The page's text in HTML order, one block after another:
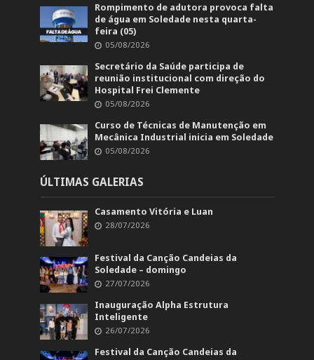
Rompimento de adutora provoca falta
de água em Soledade nesta quarta-
feira (05)
05/08/2026
Secretário da Saúde participa de
reunião institucional com direção do
Hospital Frei Clemente
05/08/2026
Curso de Técnicas de Manutenção em
Mecânica Industrial inicia em Soledade
05/08/2026
ÚLTIMAS GALERIAS
Casamento Vitória e Luan
28/07/2026
Festival da Canção Candeias da
Soledade – domingo
27/07/2026
Inauguração Alpha Estrutura
Inteligente
26/07/2026
Festival da Canção Candeias da